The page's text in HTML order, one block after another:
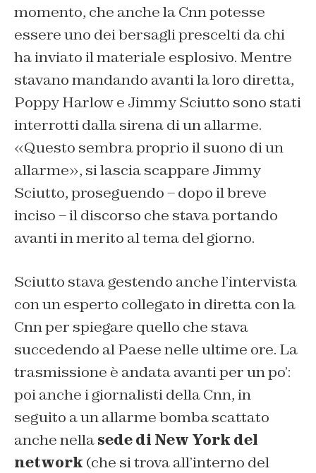
momento, che anche la Cnn potesse
essere uno dei bersagli prescelti da chi
ha inviato il materiale esplosivo. Mentre
stavano mandando avanti la loro diretta,
Poppy Harlow e Jimmy Sciutto sono stati
interrotti dalla sirena di un allarme.
«Questo sembra proprio il suono di un
allarme», si lascia scappare Jimmy
Sciutto, proseguendo – dopo il breve
inciso – il discorso che stava portando
avanti in merito al tema del giorno.
Sciutto stava gestendo anche l’intervista
con un esperto collegato in diretta con la
Cnn per spiegare quello che stava
succedendo al Paese nelle ultime ore. La
trasmissione è andata avanti per un po’:
poi anche i giornalisti della Cnn, in
seguito a un allarme bomba scattato
anche nellasede di New York del
network (che si trova all’interno del